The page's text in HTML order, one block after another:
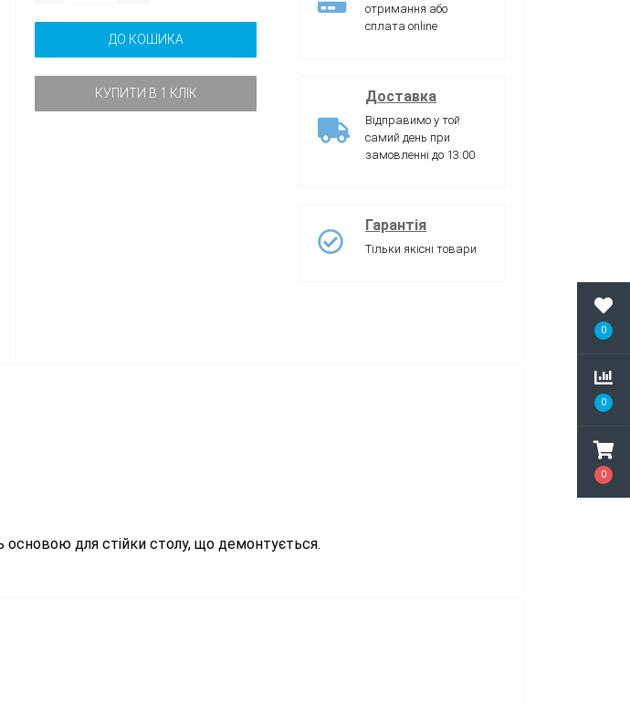
0
0
0
ДО КОШИКА
КУПИТИ В 1 КЛІК
отримання або
сплата online
Доставка
Відправимо у той
самий день при
замовленні до 13:00
Гарантія
Тільки якісні товари
основою для стійки столу, що демонтується.